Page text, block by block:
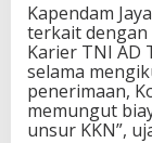
Kapendam
terkait
Karier TNI AD
selama
penerimaan,
memungut
unsur KKN”,